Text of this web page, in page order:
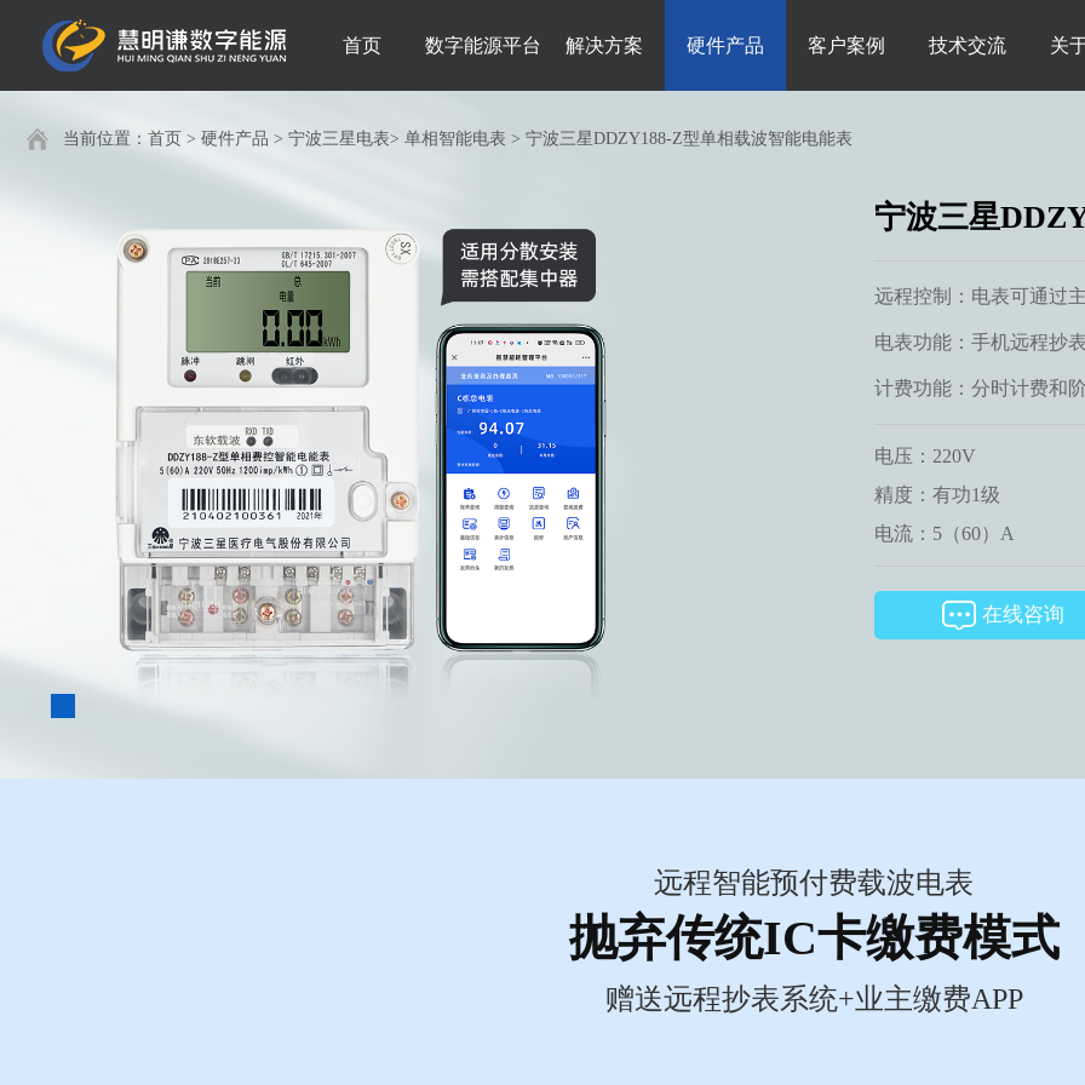
首页 数字能源平台 解决方案 硬件产品 客户案例 技术交流 关
当前位置： 首页 > 硬件产品 > 宁波三星电表> 单相智能电表 > 宁波三星DDZY188-Z型单相载波智能电能表
宁波三星
远程控制：电表可通过
电表功能：手机远程抄
计费功能：分时计费和
电压：220V
精度：有功1级
电流：5（60）A
在线咨询
远程智能预付费载波电表
抛弃传统IC卡缴费模式
赠送远程抄表系统+业主缴费APP